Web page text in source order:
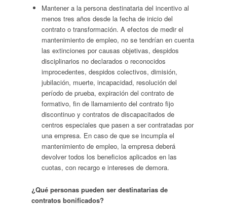
Mantener a la persona destinataria del incentivo al
menos tres años desde la fecha de inicio del
contrato o transformación. A efectos de medir el
mantenimiento de empleo, no se tendrían en cuenta
las extinciones por causas objetivas, despidos
disciplinarios no declarados o reconocidos
improcedentes, despidos colectivos, dimisión,
jubilación, muerte, incapacidad, resolución del
período de prueba, expiración del contrato de
formativo, fin de llamamiento del contrato fijo
discontinuo y contratos de discapacitados de
centros especiales que pasen a ser contratadas por
una empresa. En caso de que se incumpla el
mantenimiento de empleo, la empresa deberá
devolver todos los beneficios aplicados en las
cuotas, con recargo e intereses de demora.
¿Qué personas pueden ser destinatarias de
contratos bonificados?